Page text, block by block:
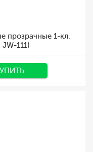
прозрачные 1-кл.
111)